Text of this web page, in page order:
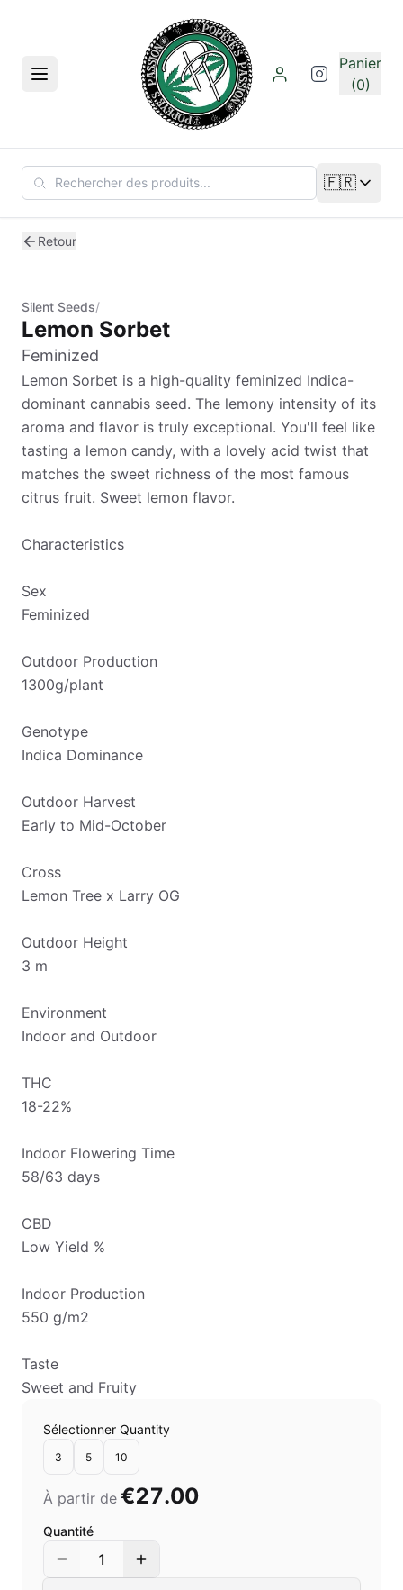
Menu
Panier
(0)
🇫🇷
Changer
Retour
Silent Seeds/
Lemon Sorbet
Feminized
Lemon Sorbet is a high-quality feminized Indica-
dominant cannabis seed. The lemony intensity of its
aroma and flavor is truly exceptional. You'll feel like
tasting a lemon candy, with a lovely acid twist that
matches the sweet richness of the most famous
citrus fruit. Sweet lemon flavor.
Characteristics
Sex
Feminized
Outdoor Production
1300g/plant
Genotype
Indica Dominance
Outdoor Harvest
Early to Mid-October
Cross
Lemon Tree x Larry OG
Outdoor Height
3 m
Environment
Indoor and Outdoor
THC
18-22%
Indoor Flowering Time
58/63 days
CBD
Low Yield %
Indoor Production
550 g/m2
Taste
Sweet and Fruity
Sélectionner Quantity
3 5 10
À partir de €27.00
Quantité
1